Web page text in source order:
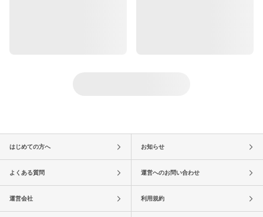
はじめての方へ お知らせ
よくある質問 運営へのお問い合わせ
運営会社 利用規約